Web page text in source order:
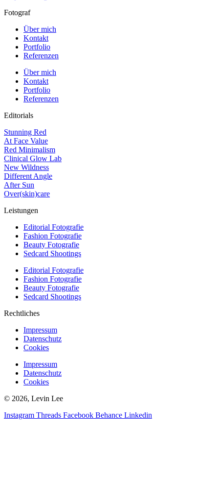
Fotograf
Über mich
Kontakt
Portfolio
Referenzen
Über mich
Kontakt
Portfolio
Referenzen
Editorials
Stunning Red
At Face Value
Red Minimalism
Clinical Glow Lab
New Wildness
Different Angle
After Sun
Over(skin)care
Leistungen
Editorial Fotografie
Fashion Fotografie
Beauty Fotografie
Sedcard Shootings
Editorial Fotografie
Fashion Fotografie
Beauty Fotografie
Sedcard Shootings
Rechtliches
Impressum
Datenschutz
Cookies
Impressum
Datenschutz
Cookies
© 2026, Levin Lee
Instagram Threads Facebook Behance Linkedin